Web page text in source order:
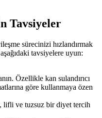
Tavsiyeler
sürecinizi hızlandırmak
tavsiyelere uyun:
Özellikle kan sulandırıcı
göre kullanmaya özen
lifli ve tuzsuz bir diyet tercih